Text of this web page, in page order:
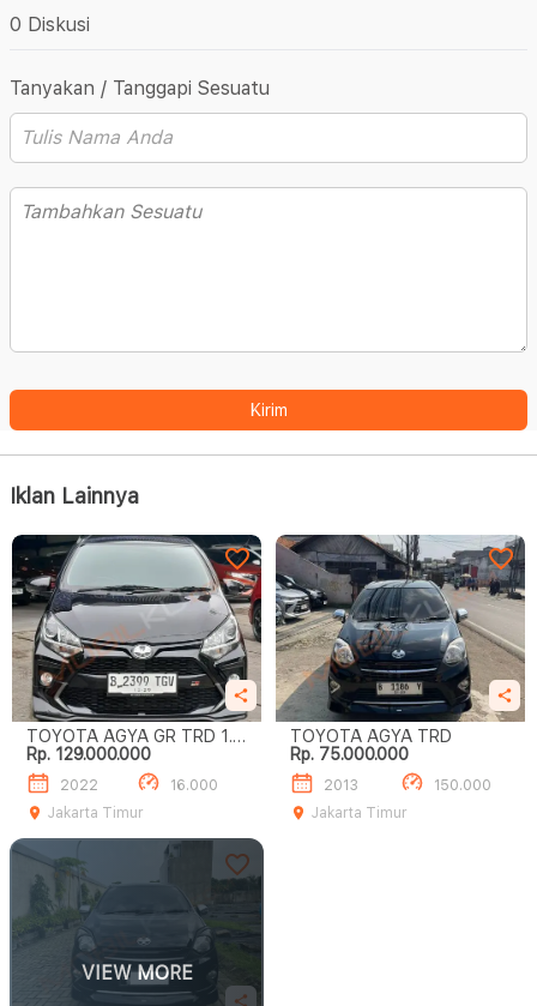
0 Diskusi
Tanyakan / Tanggapi Sesuatu
Kirim
Iklan Lainnya
TOYOTA AGYA GR TRD 1.2
MT
Rp. 129.000.000
2022
16.000
Jakarta Timur
TOYOTA AGYA TRD
Rp. 75.000.000
2013
150.000
Jakarta Timur
VIEW MORE